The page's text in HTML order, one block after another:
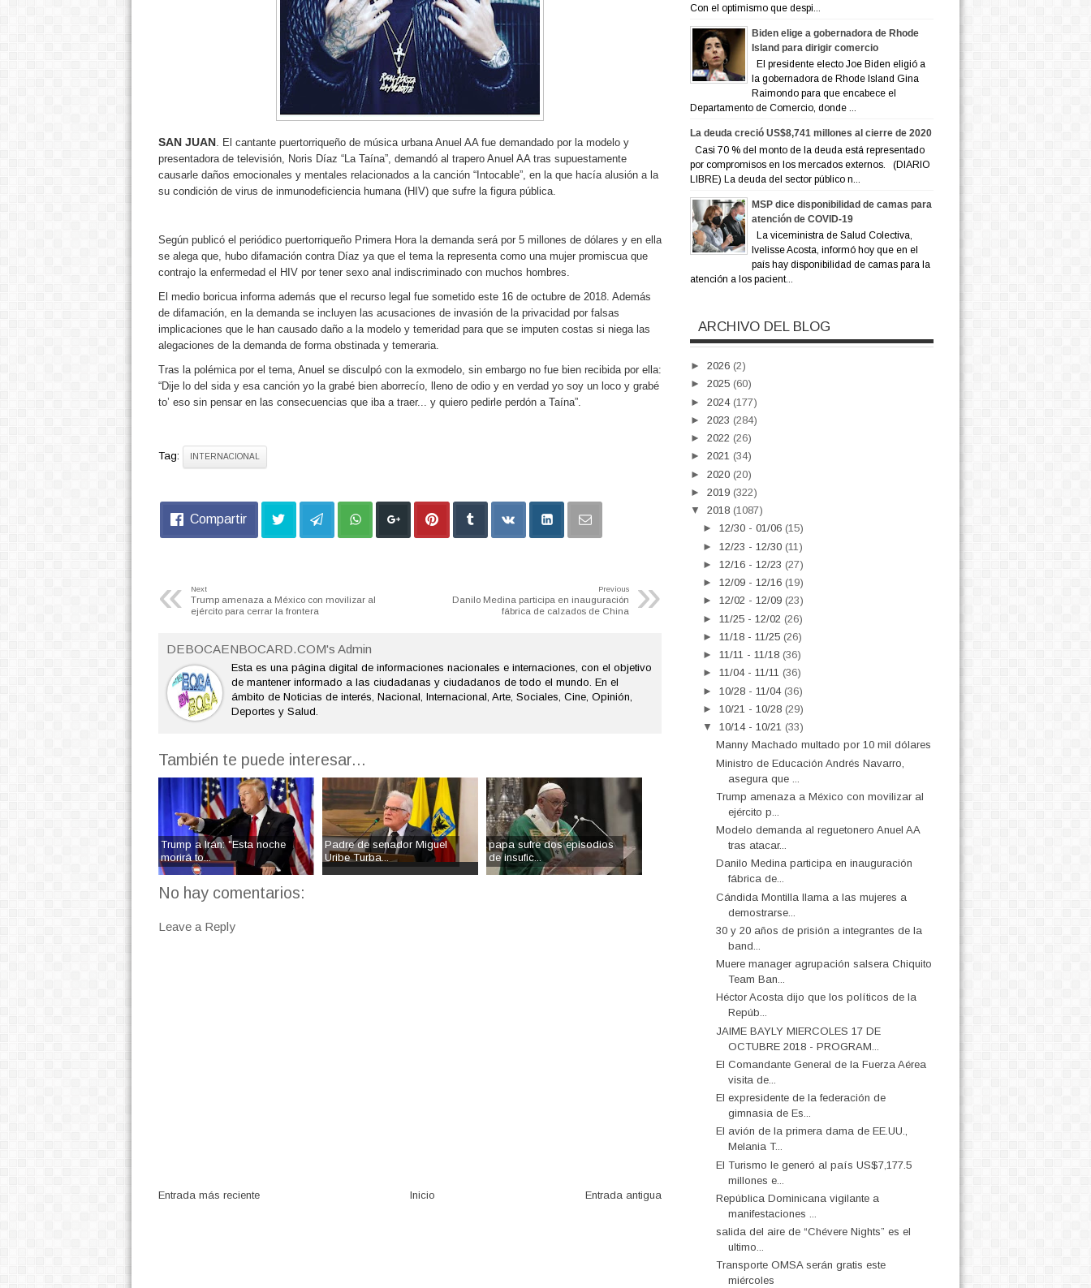
SAN JUAN.
El cantante puertorriqueño de música urbana Anuel AA fue demandado por la modelo y
presentadora de televisión, Noris Díaz “La Taína”, demandó al trapero Anuel AA tras supuestamente
causarle daños emocionales y mentales relacionados a la canción “Intocable”, en la que hacía alusión a la
su condición de virus de inmunodeficiencia humana (HIV) que sufre la figura pública.
Según publicó el periódico puertorriqueño Primera Hora la demanda será por 5 millones de dólares y en ella
se alega que, hubo difamación contra Díaz ya que el tema la representa como una mujer promiscua que
contrajo la enfermedad el HIV por tener sexo anal indiscriminado con muchos hombres.
El medio boricua informa además que el recurso legal fue sometido este 16 de octubre de 2018. Además
de difamación, en la demanda se incluyen las acusaciones de invasión de la privacidad por falsas
implicaciones que le han causado daño a la modelo y temeridad para que se imputen costas si niega las
alegaciones de la demanda de forma obstinada y temeraria.
Tras la polémica por el tema, Anuel se disculpó con la exmodelo, sin embargo no fue bien recibida por ella:
“Dije lo del sida y esa canción yo la grabé bien aborrecío, lleno de odio y en verdad yo soy un loco y grabé
to’ eso sin pensar en las consecuencias que iba a traer... y quiero pedirle perdón a Taína”.
Tag: INTERNACIONAL
Compartir
« Next
Trump amenaza a México con movilizar al
ejército para cerrar la frontera
»
Previous
Danilo Medina participa en inauguración
fábrica de calzados de China
DEBOCAENBOCARD.COM's Admin
Esta es una página digital de informaciones nacionales e internaciones, con el objetivo
de mantener informado a las ciudadanas y ciudadanos de todo el mundo. En el
ámbito de Noticias de interés, Nacional, Internacional, Arte, Sociales, Cine, Opinión,
Deportes y Salud.
También te puede interesar...
Trump a Irán: "Esta noche
morirá to...
Padre de senador Miguel
Uribe Turba...
papa sufre dos episodios
de insufic...
No hay comentarios:
Leave a Reply
Entrada más reciente Entrada antigua
Inicio
Con el optimismo que despi...
Biden elige a gobernadora de Rhode
Island para dirigir comercio
El presidente electo Joe Biden eligió a
la gobernadora de Rhode Island Gina
Raimondo para que encabece el
Departamento de Comercio, donde ...
La deuda creció US$8,741 millones al cierre de 2020
Casi 70 % del monto de la deuda está representado
por compromisos en los mercados externos. (DIARIO
LIBRE) La deuda del sector público n...
MSP dice disponibilidad de camas para
atención de COVID-19
La viceministra de Salud Colectiva,
Ivelisse Acosta, informó hoy que en el
país hay disponibilidad de camas para la
atención a los pacient...
ARCHIVO DEL BLOG
► 2026 (2)
► 2025 (60)
► 2024 (177)
► 2023 (284)
► 2022 (26)
► 2021 (34)
► 2020 (20)
► 2019 (322)
▼ 2018 (1087)
►12/30 - 01/06 (15)
► 12/23 - 12/30 (11)
► 12/16 - 12/23 (27)
►12/09 - 12/16 (19)
►12/02 - 12/09 (23)
► 11/25 - 12/02 (26)
► 11/18 - 11/25 (26)
►11/11 - 11/18 (36)
►11/04 - 11/11 (36)
► 10/28 - 11/04 (36)
► 10/21 - 10/28 (29)
▼10/14 - 10/21 (33)
Manny Machado multado por 10 mil dólares
Ministro de Educación Andrés Navarro,
asegura que ...
Trump amenaza a México con movilizar al
ejército p...
Modelo demanda al reguetonero Anuel AA
tras atacar...
Danilo Medina participa en inauguración
fábrica de...
Cándida Montilla llama a las mujeres a
demostrarse...
30 y 20 años de prisión a integrantes de la
band...
Muere manager agrupación salsera Chiquito
Team Ban...
Héctor Acosta dijo que los políticos de la
Repúb...
JAIME BAYLY MIERCOLES 17 DE
OCTUBRE 2018 - PROGRAM...
El Comandante General de la Fuerza Aérea
visita de...
El expresidente de la federación de
gimnasia de Es...
El avión de la primera dama de EE.UU.,
Melania T...
El Turismo le generó al país US$7,177.5
millones e...
República Dominicana vigilante a
manifestaciones ...
salida del aire de “Chévere Nights” es el
ultimo...
Transporte OMSA serán gratis este
miércoles